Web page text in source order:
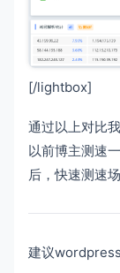
[/lightbox]
通过以上对比
以前博主测速
后，快速测速
建议